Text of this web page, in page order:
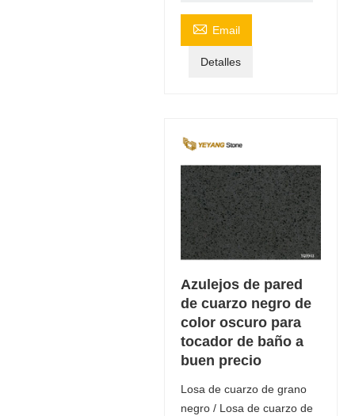
 Email
Detalles
Azulejos de pared
de cuarzo negro de
color oscuro para
tocador de baño a
buen precio
Losa de cuarzo de grano
negro / Losa de cuarzo de